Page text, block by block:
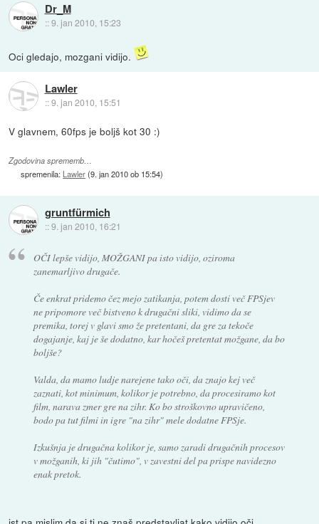
Dr_M
::9. jan 2010, 15:23
Oci gledajo, mozgani vidijo.
Lawler
::9. jan 2010, 15:51
V glavnem, 60fps je boljš kot 30 :)
Zgodovina sprememb…
spremenila: Lawler(9. jan 2010 ob 15:54)
gruntfürmich
::9. jan 2010, 16:21
OČI lepše vidijo, MOŽGANI pa isto vidijo, oziroma
zanemarljivo drugače.
Če enkrat pridemo čez mejo zatikanja, potem dosti več FPSjev
ne pripomore več bistveno k drugačni sliki, vidimo da se
premika, torej v glavi smo že pretentani, da gre za tekoče
dogajanje, kaj je še dodatno, kar hočeš pretentat možgane, da bo
boljše?
Valda, da mamo ludje narejene tako oči, da znajo kej več
zaznati, kot minimum, kolikor je potrebno, da procesiramo kot
film, narava zmer gre na zihr. Ko bo stroškovno upravičeno,
bodo pa tut filmi in igre "na zihr" mele dodatne FPSje.
Izkušnja je drugačna kolikor je, samo zaradi drugačnih procesov
v možganih, ki jih "čutimo", v zavestni del pa prispe navidezno
enak pretok.